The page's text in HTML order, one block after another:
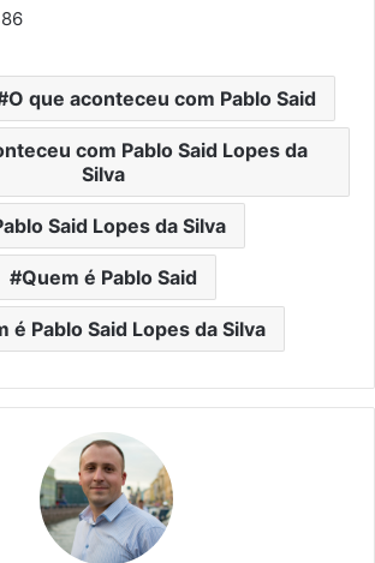
O que aconteceu com Pablo Said
com Pablo Said Lopes da
Silva
Said Lopes da Silva
Quem é Pablo Said
é Pablo Said Lopes da Silva